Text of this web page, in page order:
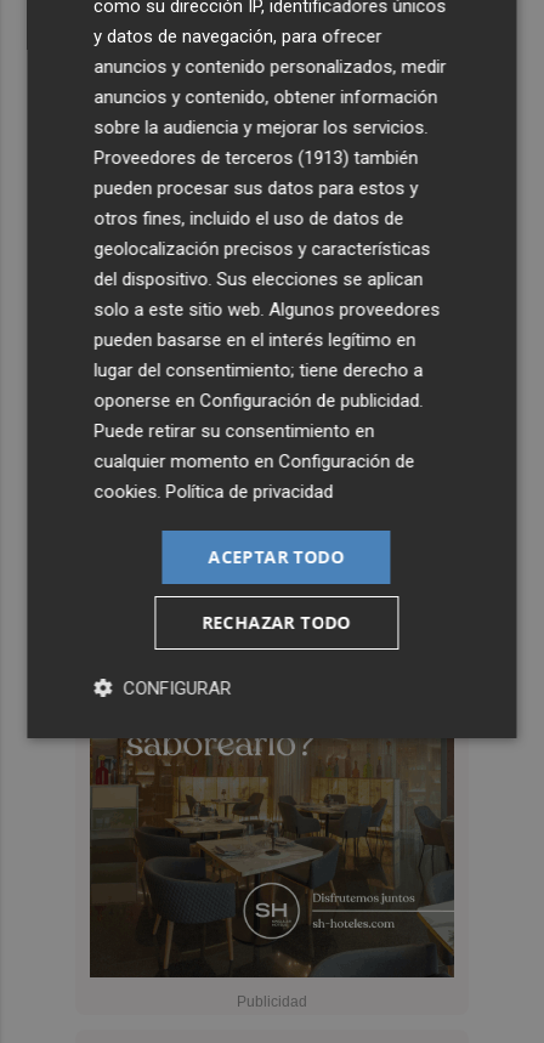
como su dirección IP, identificadores únicos
y datos de navegación, para ofrecer
anuncios y contenido personalizados, medir
anuncios y contenido, obtener información
sobre la audiencia y mejorar los servicios.
Proveedores de terceros (1913) también
pueden procesar sus datos para estos y
otros fines, incluido el uso de datos de
geolocalización precisos y características
del dispositivo. Sus elecciones se aplican
solo a este sitio web. Algunos proveedores
pueden basarse en el interés legítimo en
lugar del consentimiento; tiene derecho a
oponerse enConfiguración de publicidad
Puede retirar su consentimiento en
cualquier momento enConfiguración de
cookies .Política de privacidad
ACEPTAR TODO
RECHAZAR TODO
CONFIGURAR